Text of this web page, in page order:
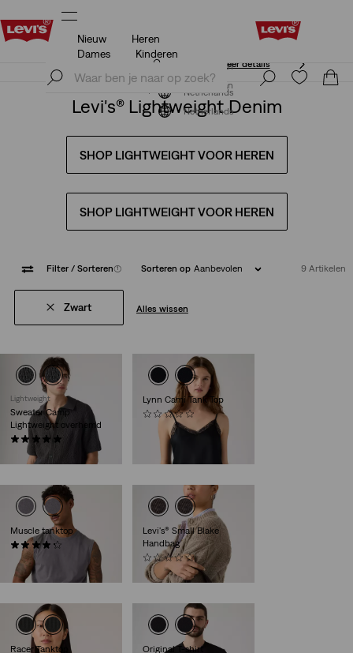
Unidays: Studenten krijgen 20% korting
Meld je nu aan
Netherlands
Nieuw
Heren
Dames
Kinderen
Unidays: Studenten krijgen 20% kortingMeer details
Meld je nu aan
Netherlands
Levi's® Lightweight Denim
SHOP LIGHTWEIGHT VOOR HEREN
SHOP LIGHTWEIGHT VOOR HEREN
Filter / Sorteren(1) Sorteren op Aanbevolen 9 Artikelen
Zwart Alles wissen
Lightweight
Sweater Camp
Lightweight overhemd
€ 69,95
Lynn Cami Tank Top
(0)
€ 64,95
Muscle tanktop
€ 24,95
Levi's® Small Blake
Handbag
(0)
€ 44,95
Racer Tanktop Original T-shirt